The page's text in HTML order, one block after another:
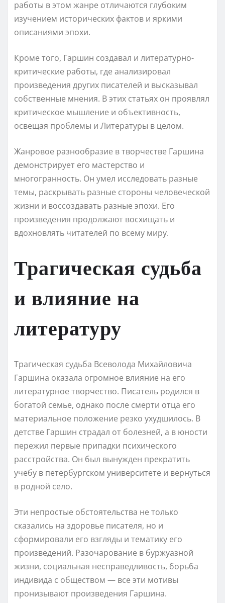
работы в этом жанре отличаются глубоким
изучением исторических фактов и яркими
описаниями эпохи.
Кроме того, Гаршин создавал и литературно-
критические работы, где анализировал
произведения других писателей и высказывал
собственные мнения. В этих статьях он проявлял
критическое мышление и объективность,
освещая проблемы и Литературы в целом.
Жанровое разнообразие в творчестве Гаршина
демонстрирует его мастерство и
многогранность. Он умел исследовать разные
темы, раскрывать разные стороны человеческой
жизни и воссоздавать разные эпохи. Его
произведения продолжают восхищать и
вдохновлять читателей по всему миру.
Трагическая судьба
и влияние на
литературу
Трагическая судьба Всеволода Михайловича
Гаршина оказала огромное влияние на его
литературное творчество. Писатель родился в
богатой семье, однако после смерти отца его
материальное положение резко ухудшилось. В
детстве Гаршин страдал от болезней, а в юности
пережил первые припадки психического
расстройства. Он был вынужден прекратить
учебу в петербургском университете и вернуться
в родной село.
Эти непростые обстоятельства не только
сказались на здоровье писателя, но и
сформировали его взгляды и тематику его
произведений. Разочарование в буржуазной
жизни, социальная несправедливость, борьба
индивида с обществом — все эти мотивы
пронизывают произведения Гаршина.